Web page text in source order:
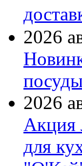
2026
2026
Акция
для